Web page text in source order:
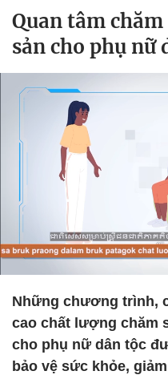
Quan tâm
sản cho phụ nữ
Những chương trình,
cao chất lượng chăm
cho phụ nữ dân tộc
bảo vệ sức khỏe,